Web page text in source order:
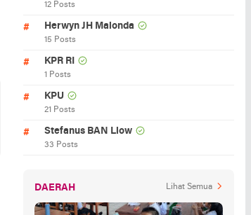
12 Posts
Herwyn JH Malonda
15 Posts
KPR RI
1 Posts
KPU
21 Posts
Stefanus BAN Liow
33 Posts
DAERAH Lihat Semua